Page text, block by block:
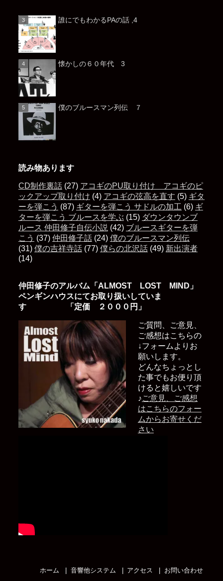
誰にでもわかるPAの話 ,4
懐かしの６０年代 3
僕のブルースマン列伝 ７
読み物あります
CD制作裏話(27) アコギのPU取り付け アコギのピ
ックアップ取り付け (4) アコギの弦高を直す (5) ギタ
ーを弾こう (87) ギターを弾こう サドルの加工 (6) ギ
ターを弾こう ブルースを学ぶ (15) ダウンタウンブ
ルース 仲田修子自伝小説 (42) ブルースギターを弾
こう (37) 仲田修子話(24) 僕のブルースマン列伝
(31) 僕の吉祥寺話(77) 僕らの北沢話(49) 新出演者
(14)
仲田修子のアルバム「ALMOST LOST MIND」
ペンギンハウスにてお取り扱いしていま
す 「定価 ２０００円」
ご質問、ご意見、
ご感想はこちらの
↓フォームよりお
願いします。
どんなちょっとし
た事でもお便り頂
けると嬉しいです
♪ご意見、ご感想
はこちらのフォー
ムからお寄せくだ
さい
ホーム 音響他システム アクセス お問い合わせ